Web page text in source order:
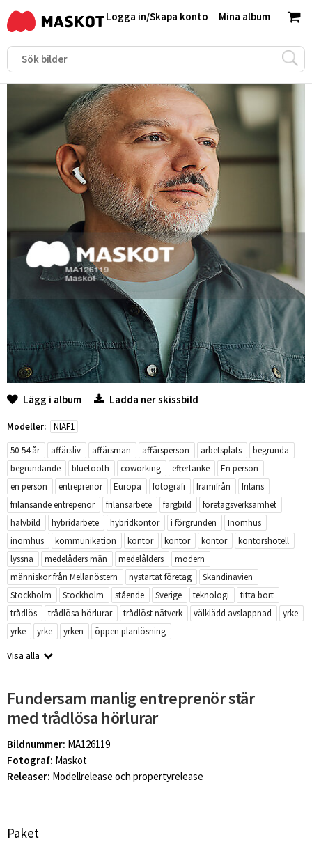
Mina album
Logga in/Skapa konto
Lägg i album Ladda ner skissbild
Modeller:
NIAF1
50-54 år
affärsliv affärsman affärsperson arbetsplats
begrunda
begrundande
bluetooth coworking eftertanke
En person
en person
entreprenör Europa fotografi framifrån
frilans
frilansande entrepenör
frilansarbete färgbild
företagsverksamhet
halvbild
hybridarbete hybridkontor i förgrunden
Inomhus
inomhus
kommunikation kontor kontor kontor
kontorshotell
lyssna
medelåders män medelålders
modern
människor från Mellanöstern
nystartat företag
Skandinavien
Stockholm
Stockholm stående Sverige teknologi
titta bort
trådlös
trådlösa hörlurar trådlöst nätverk välklädd avslappnad
yrke
yrke
yrke yrken öppen planlösning
Visa alla
Fundersam manlig entreprenör står
med trådlösa hörlurar
Bildnummer: MA126119
Fotograf: Maskot
Releaser: Modellrelease och propertyrelease
Paket